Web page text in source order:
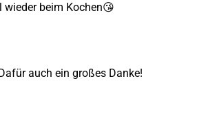
beim Kochen😘
auch ein großes Danke!